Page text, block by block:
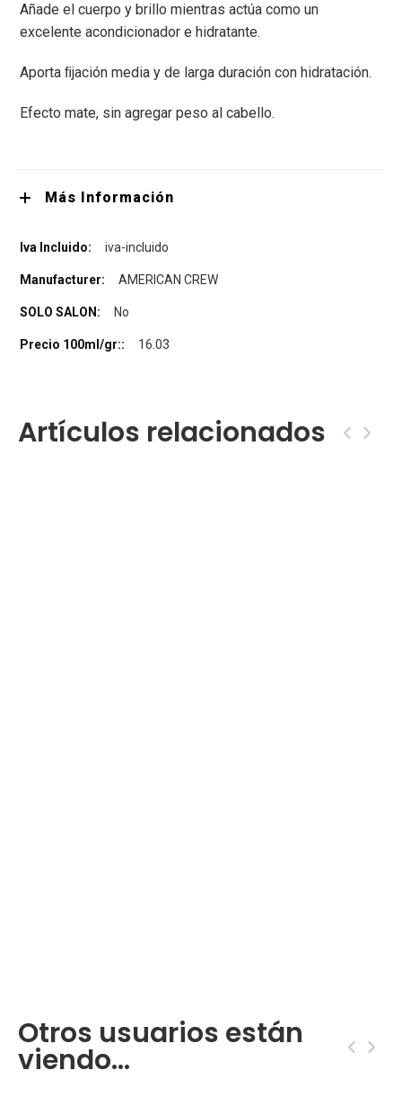
Añade el cuerpo y brillo mientras actúa como un
excelente acondicionador e hidratante.
Aporta ﬁjación media y de larga duración con hidratación.
Efecto mate, sin agregar peso al cabello.
Más Información
iva-incluido
AMERICAN CREW
No
16.03
Artículos relacionados ‹ ›
Otros usuarios están
viendo... ‹ ›